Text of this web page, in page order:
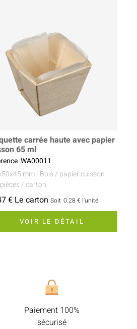
carrée haute avec papier
65 ml
:WA00011
mm- Bois / papier cuisson-
/ carton
€ Le carton Soit 0.28 € l'unité
VOIR LE DÉTAIL
Paiement 100%
sécurisé